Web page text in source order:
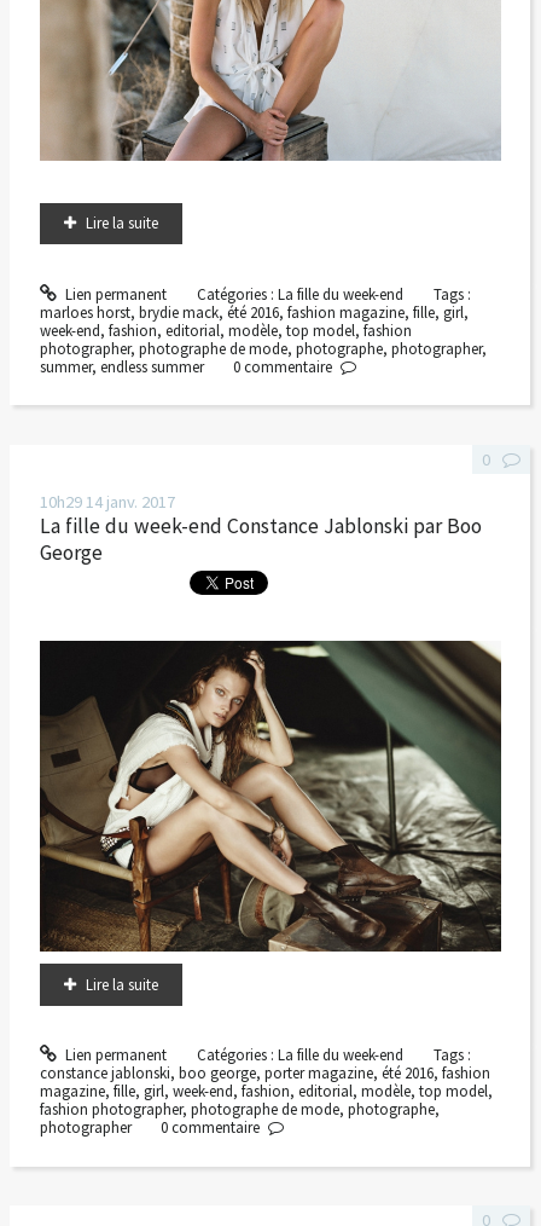
Lire la suite
Lien permanent Catégories : La fille du week-end
Tags :
marloes horst, brydie mack, été 2016, fashion magazine, fille, girl,
week-end, fashion, editorial, modèle, top model, fashion
photographer, photographe de mode, photographe, photographer,
summer, endless summer 0commentaire
10h2914 janv. 2017
La fille du week-end Constance Jablonski par Boo
George
Lire la suite
Lien permanent Catégories : La fille du week-end
Tags :
constance jablonski, boo george, porter magazine, été 2016, fashion
magazine, fille, girl, week-end, fashion, editorial, modèle, top model,
fashion photographer, photographe de mode, photographe,
photographer
0
0commentaire
0